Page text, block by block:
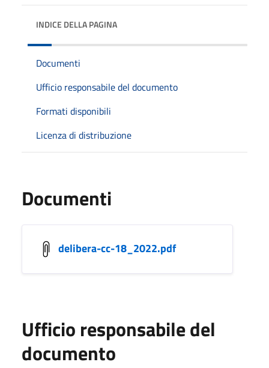
INDICE DELLA PAGINA
Documenti
Ufficio responsabile del documento
Formati disponibili
Licenza di distribuzione
Documenti
delibera-cc-18_2022.pdf
Ufficio responsabile del
documento